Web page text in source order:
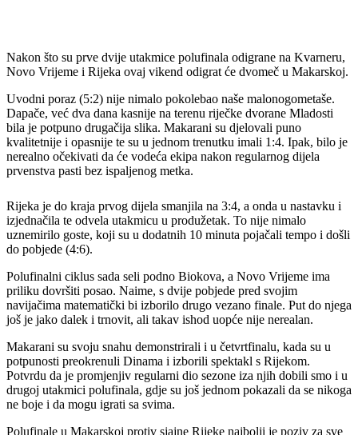
Nakon što su prve dvije utakmice polufinala odigrane na Kvarneru,
Novo Vrijeme i Rijeka ovaj vikend odigrat će dvomeč u Makarskoj.
Uvodni poraz (5:2) nije nimalo pokolebao naše malonogometaše.
Dapače, već dva dana kasnije na terenu riječke dvorane Mladosti
bila je potpuno drugačija slika. Makarani su djelovali puno
kvalitetnije i opasnije te su u jednom trenutku imali 1:4. Ipak, bilo je
nerealno očekivati da će vodeća ekipa nakon regularnog dijela
prvenstva pasti bez ispaljenog metka.
Rijeka je do kraja prvog dijela smanjila na 3:4, a onda u nastavku i
izjednačila te odvela utakmicu u produžetak. To nije nimalo
uznemirilo goste, koji su u dodatnih 10 minuta pojačali tempo i došli
do pobjede (4:6).
Polufinalni ciklus sada seli podno Biokova, a Novo Vrijeme ima
priliku dovršiti posao. Naime, s dvije pobjede pred svojim
navijačima matematički bi izborilo drugo vezano finale. Put do njega
još je jako dalek i trnovit, ali takav ishod uopće nije nerealan.
Makarani su svoju snahu demonstrirali i u četvrtfinalu, kada su u
potpunosti preokrenuli Dinama i izborili spektakl s Rijekom.
Potvrdu da je promjenjiv regularni dio sezone iza njih dobili smo i u
drugoj utakmici polufinala, gdje su još jednom pokazali da se nikoga
ne boje i da mogu igrati sa svima.
Polufinale u Makarskoj protiv sjajne Rijeke najbolji je poziv za sve